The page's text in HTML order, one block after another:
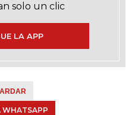
solo un clic
LA APP
WHATSAPP